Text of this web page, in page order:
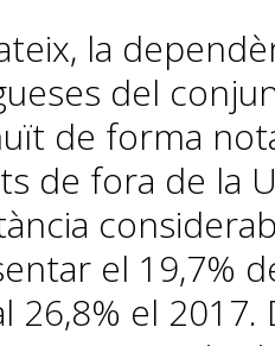
la
del
de forma
de fora de la
el 19,7%
26,8% el